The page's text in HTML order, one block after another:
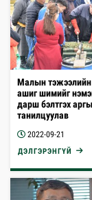
Малын
ашиг шимийг
дарш бэлтгэх
танилцуулав
2022-09-21
ДЭЛГЭРЭНГҮЙ